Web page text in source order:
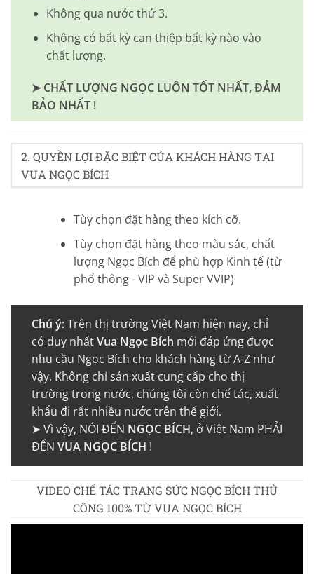
Không qua nước thứ 3.
Không có bất kỳ can thiệp bất kỳ nào vào
chất lượng.
➤ CHẤT LƯỢNG NGỌC LUÔN TỐT NHẤT, ĐẢM
BẢO NHẤT !
2. QUYỀN LỢI ĐẶC BIỆT CỦA KHÁCH HÀNG TẠI
VUA NGỌC BÍCH
Tùy chọn đặt hàng theo kích cỡ.
Tùy chọn đặt hàng theo màu sắc, chất
lượng Ngọc Bích để phù hợp Kinh tế (từ
phổ thông - VIP và Super VVIP)
Chú ý:Trên thị trường Việt Nam hiện nay, chỉ
có duy nhấtVua Ngọc Bích mới đáp ứng được
nhu cầu Ngọc Bích cho khách hàng từ A-Z như
vậy. Không chỉ sản xuất cung cấp cho thị
trường trong nước, chúng tôi còn chế tác, xuất
khẩu đi rất nhiều nước trên thế giới.
➤ Vì vậy, NÓI ĐẾN NGỌC BÍCH, ở Việt Nam PHẢI
ĐẾN VUA NGỌC BÍCH !
VIDEO CHẾ TÁC TRANG SỨC NGỌC BÍCH THỦ
CÔNG 100% TỪ VUA NGỌC BÍCH